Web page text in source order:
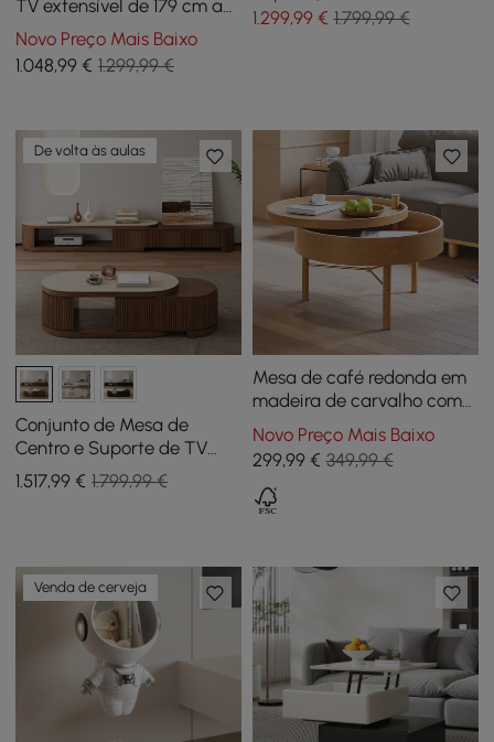
TV extensível de 179 cm a
255 cm e mesa de centro
em preto e nogueira
Novo Preço Mais Baixo
1.048,99 € 1.299,99 €
armazenamento lateral
1.299,99€ 1.799,99 €
De volta às aulas
Conjunto de Mesa de
Centro e Suporte de TV
Extensível Velar 71"
1.517,99 € 1.799,99 €
Mesa de café redonda em
madeira de carvalho com
bandeja giratória e
armazenamento
Novo Preço Mais Baixo
299,99€ 349,99 €
Venda de cerveja